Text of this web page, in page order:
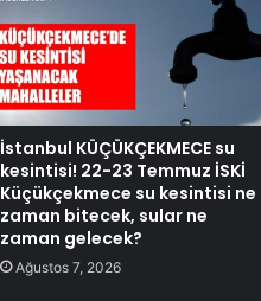
İstanbul KÜÇÜKÇEKMECE su
kesintisi! 22-23 Temmuz İSKİ
Küçükçekmece su kesintisi ne
zaman bitecek, sular ne
zaman gelecek?
Ağustos 7, 2026